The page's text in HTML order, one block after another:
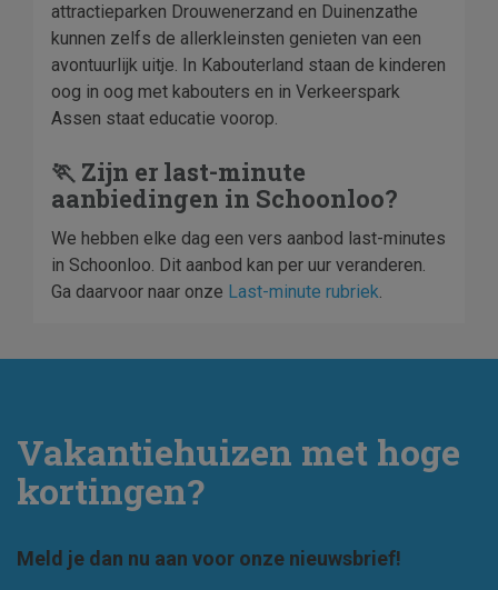
attractieparken Drouwenerzand en Duinenzathe
kunnen zelfs de allerkleinsten genieten van een
avontuurlijk uitje. In Kabouterland staan de kinderen
oog in oog met kabouters en in Verkeerspark
Assen staat educatie voorop.
🏃 Zijn er last-minute
aanbiedingen in Schoonloo?
We hebben elke dag een vers aanbod last-minutes
in Schoonloo. Dit aanbod kan per uur veranderen.
Ga daarvoor naar onze Last-minute rubriek.
Vakantiehuizen met hoge
kortingen?
Meld je dan nu aan voor onze nieuwsbrief!